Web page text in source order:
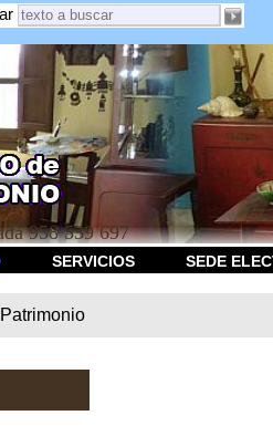
958 539 697
SERVICIOS SEDE
Patrimonio